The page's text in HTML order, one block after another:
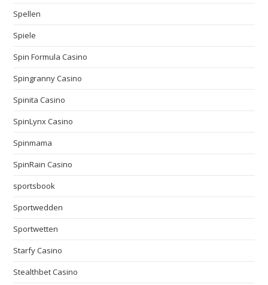
Spellen
Spiele
Spin Formula Casino
Spingranny Casino
Spinita Casino
SpinLynx Casino
Spinmama
SpinRain Casino
sportsbook
Sportwedden
Sportwetten
Starfy Casino
Stealthbet Casino